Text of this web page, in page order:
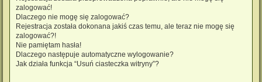
zalogować!
Dlaczego nie mogę się zalogować?
Rejestracja została dokonana jakiś czas temu, ale teraz nie mogę się
zalogować?!
Nie pamiętam hasła!
Dlaczego następuje automatyczne wylogowanie?
Jak działa funkcja “Usuń ciasteczka witryny”?